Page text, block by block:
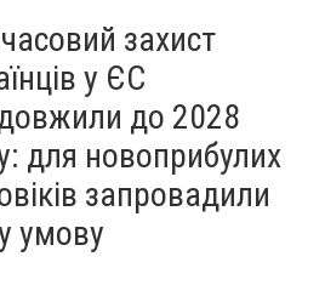
захист
у ЄС
до 2028
для новоприбулих
запровадили
умову